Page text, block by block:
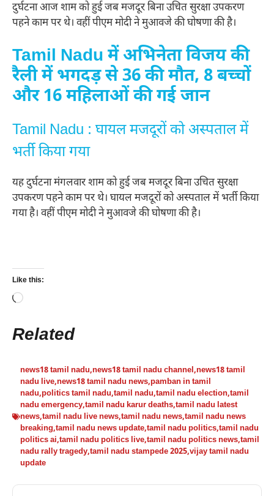
दुर्घटना आज शाम को हुई जब मजदूर बिना उचित सुरक्षा उपकरण
पहने काम पर थे। वहीं पीएम मोदी ने मुआवजे की घोषणा की है।
Tamil Nadu में अभिनेता विजय की
रैली में भगदड़ से 36 की मौत, 8 बच्चों
और 16 महिलाओं की गई जान
Tamil Nadu : घायल मजदूरों को अस्पताल में
भर्ती किया गया
यह दुर्घटना मंगलवार शाम को हुई जब मजदूर बिना उचित सुरक्षा
उपकरण पहने काम पर थे। घायल मजदूरों को अस्पताल में भर्ती किया
गया है। वहीं पीएम मोदी ने मुआवजे की घोषणा की है।
Like this:
Loading…
Related
news18 tamil nadu,news18 tamil nadu channel,news18 tamil
nadu live,news18 tamil nadu news,pamban in tamil
nadu,politics tamil nadu,tamil nadu,tamil nadu election,tamil
nadu emergency,tamil nadu karur deaths,tamil nadu latest
news,tamil nadu live news,tamil nadu news,tamil nadu news
breaking,tamil nadu news update,tamil nadu politics,tamil nadu
politics ai,tamil nadu politics live,tamil nadu politics news,tamil
nadu rally tragedy,tamil nadu stampede 2025,vijay tamil nadu
update